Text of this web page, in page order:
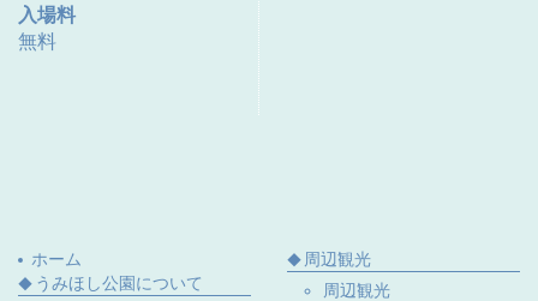
入場料
無料
ホーム
うみほし公園について
周辺観光
周辺観光